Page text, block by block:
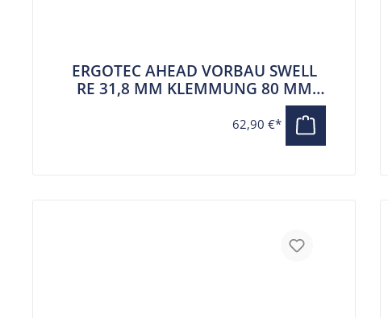
ERGOTEC AHEAD VORBAU SWELL
RE 31,8 MM KLEMMUNG 80 MM
62,90 €*